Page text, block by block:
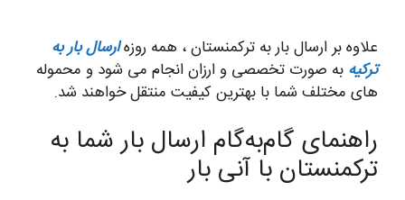
علاوه بر ارسال بار به ترکمنستان ، همه روزهارسال بار به
ترکیه به صورت تخصصی و ارزان انجام می شود و محموله
های مختلف شما با بهترین کیفیت منتقل خواهند شد.
راهنمای گام‌به‌گام ارسال بار شما به
ترکمنستان با آنی بار